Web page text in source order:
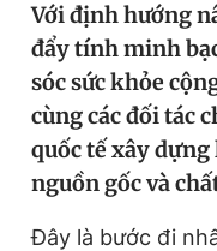
Video
Sản phẩm khác
Tiện ích
Thông tin tòa soạn
Với định hướng
đẩy tính minh
sóc sức khỏe
cùng các đối tác
quốc tế xây
nguồn gốc và
Đây là bước đi